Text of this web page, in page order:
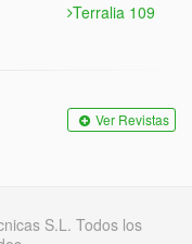
Terralia 109
Ver Revistas
S.L. Todos los